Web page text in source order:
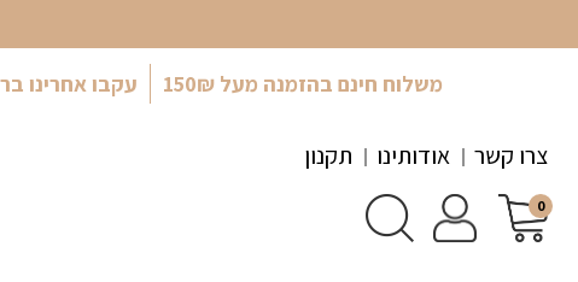
משלוח חינם בהזמנה מעל 150₪ עקבו אחרינו
צרו קשר אודותינו תקנון
0